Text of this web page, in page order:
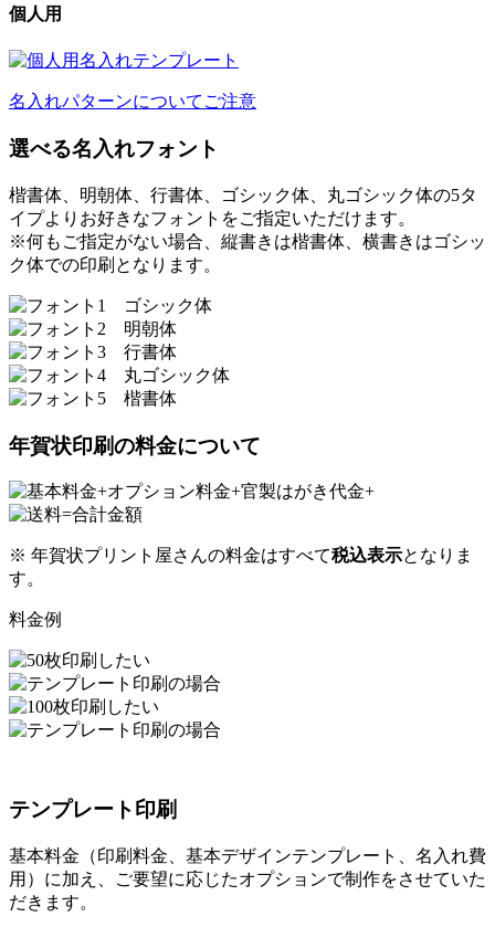
個人用
名入れパターンについてご注意
選べる名入れフォント
楷書体、明朝体、行書体、ゴシック体、丸ゴシック体の5タ
イプよりお好きなフォントをご指定いただけます。
※何もご指定がない場合、縦書きは楷書体、横書きはゴシッ
ク体での印刷となります。
年賀状印刷の料金について
※ 年賀状プリント屋さんの料金はすべて税込表示となりま
す。
料金例
テンプレート印刷
基本料金（印刷料金、基本デザインテンプレート、名入れ費
用）に加え、ご要望に応じたオプションで制作をさせていた
だきます。